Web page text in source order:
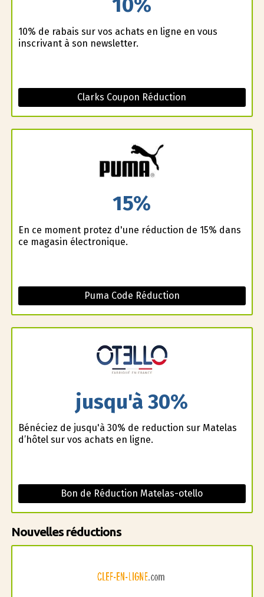
10% de rabais sur vos achats en ligne en vous
inscrivant à son newsletter.
Clarks Coupon Réduction
15%
En ce moment profitez d'une réduction de 15% dans
ce magasin électronique.
Puma Code Réduction
jusqu'à 30%
Bénéficiez de jusqu'à 30% de reduction sur Matelas
d’hôtel sur vos achats en ligne.
Bon de Réduction Matelas-otello
Nouvelles réductions